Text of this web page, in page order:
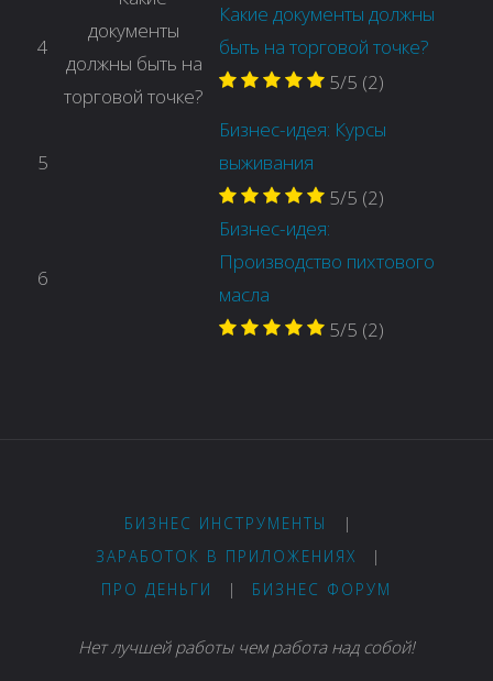
4
Какие документы должны
быть на торговой точке?
5/5 (2)
5
Бизнес-идея: Курсы
выживания
5/5 (2)
6
Бизнес-идея:
Производство пихтового
масла
5/5 (2)
БИЗНЕС ИНСТРУМЕНТЫ
|
ЗАРАБОТОК В ПРИЛОЖЕНИЯХ
|
ПРО ДЕНЬГИ
| БИЗНЕС ФОРУМ
Нет лучшей работы чем работа над собой!